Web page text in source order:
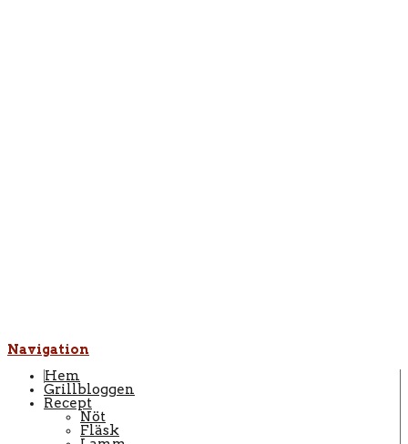
Navigation
Hem
Grillbloggen
Recept
Nöt
Fläsk